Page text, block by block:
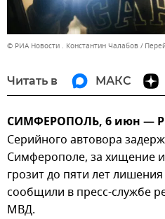
© РИА Новости . Константин Чалабов
Читать в МАКС
СИМФЕРОПОЛЬ, 6 июн —
Серийного автовора
Симферополе, за хищение
грозит до пяти лет
сообщили в пресс-службе
МВД.